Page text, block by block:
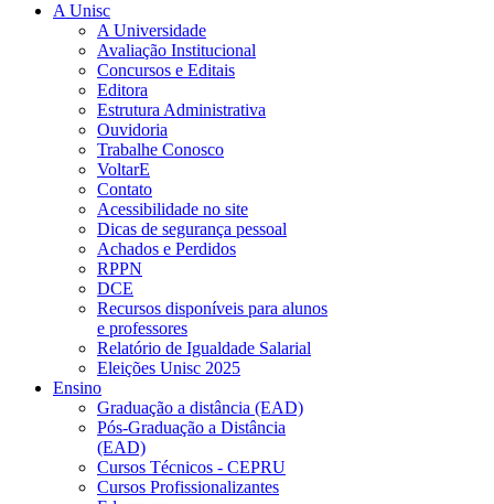
A Unisc
A Universidade
Avaliação Institucional
Concursos e Editais
Editora
Estrutura Administrativa
Ouvidoria
Trabalhe Conosco
VoltarE
Contato
Acessibilidade no site
Dicas de segurança pessoal
Achados e Perdidos
RPPN
DCE
Recursos disponíveis para alunos
e professores
Relatório de Igualdade Salarial
Eleições Unisc 2025
Ensino
Graduação a distância (EAD)
Pós-Graduação a Distância
(EAD)
Cursos Técnicos - CEPRU
Cursos Profissionalizantes